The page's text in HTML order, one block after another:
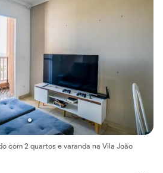
com 2 quartos e varanda na Vila João